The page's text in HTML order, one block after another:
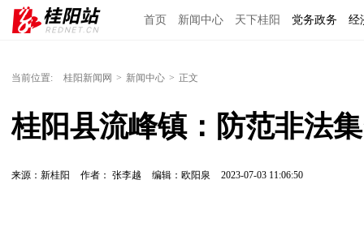
首页 新闻中心 天下桂阳 党务政务 经
当前位置: 桂阳新闻网 > 新闻中心 > 正文
桂阳县流峰镇：防范非法
来源：新桂阳 作者： 张李越 编辑：欧阳泉 2023-07-03 11:06:50